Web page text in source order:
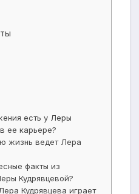
есть у Леры
ее карьере?
жизнь ведет Лера
факты из
Кудрявцевой?
Кудрявцева играет